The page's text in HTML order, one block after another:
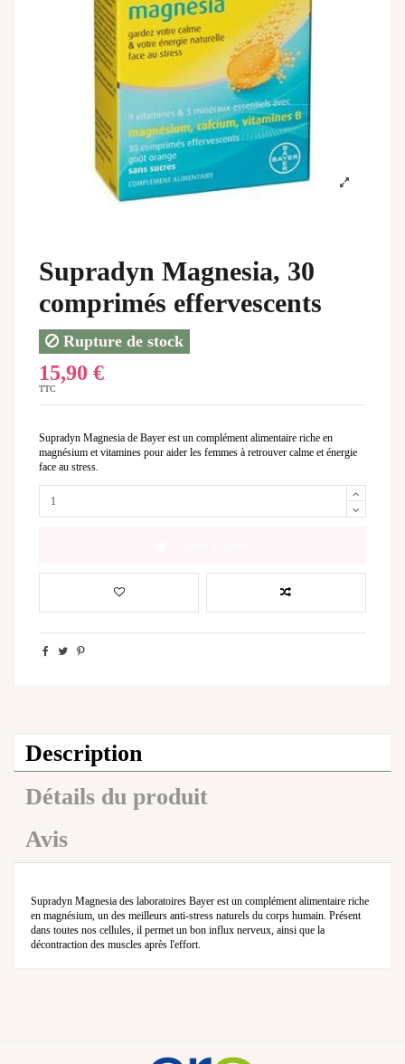
Supradyn Magnesia, 30
comprimés effervescents
Rupture de stock
15,90 €
TTC
Supradyn Magnesia de Bayer est un complément alimentaire riche en
magnésium et vitamines pour aider les femmes à retrouver calme et énergie
face au stress.
Description
Détails du produit
Avis
Supradyn Magnesia des laboratoires Bayer est un complément alimentaire riche
en magnésium, un des meilleurs anti-stress naturels du corps humain. Présent
dans toutes nos cellules, il permet un bon influx nerveux, ainsi que la
décontraction des muscles après l'effort.